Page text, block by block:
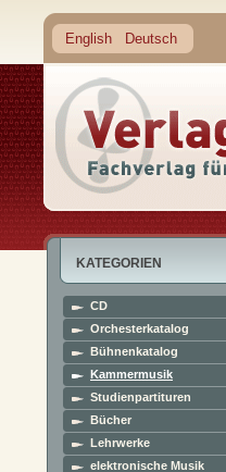
English Deutsch
KATEGORIEN
CD
Orchesterkatalog
Bühnenkatalog
Kammermusik
Studienpartituren
Bücher
Lehrwerke
elektronische Musik